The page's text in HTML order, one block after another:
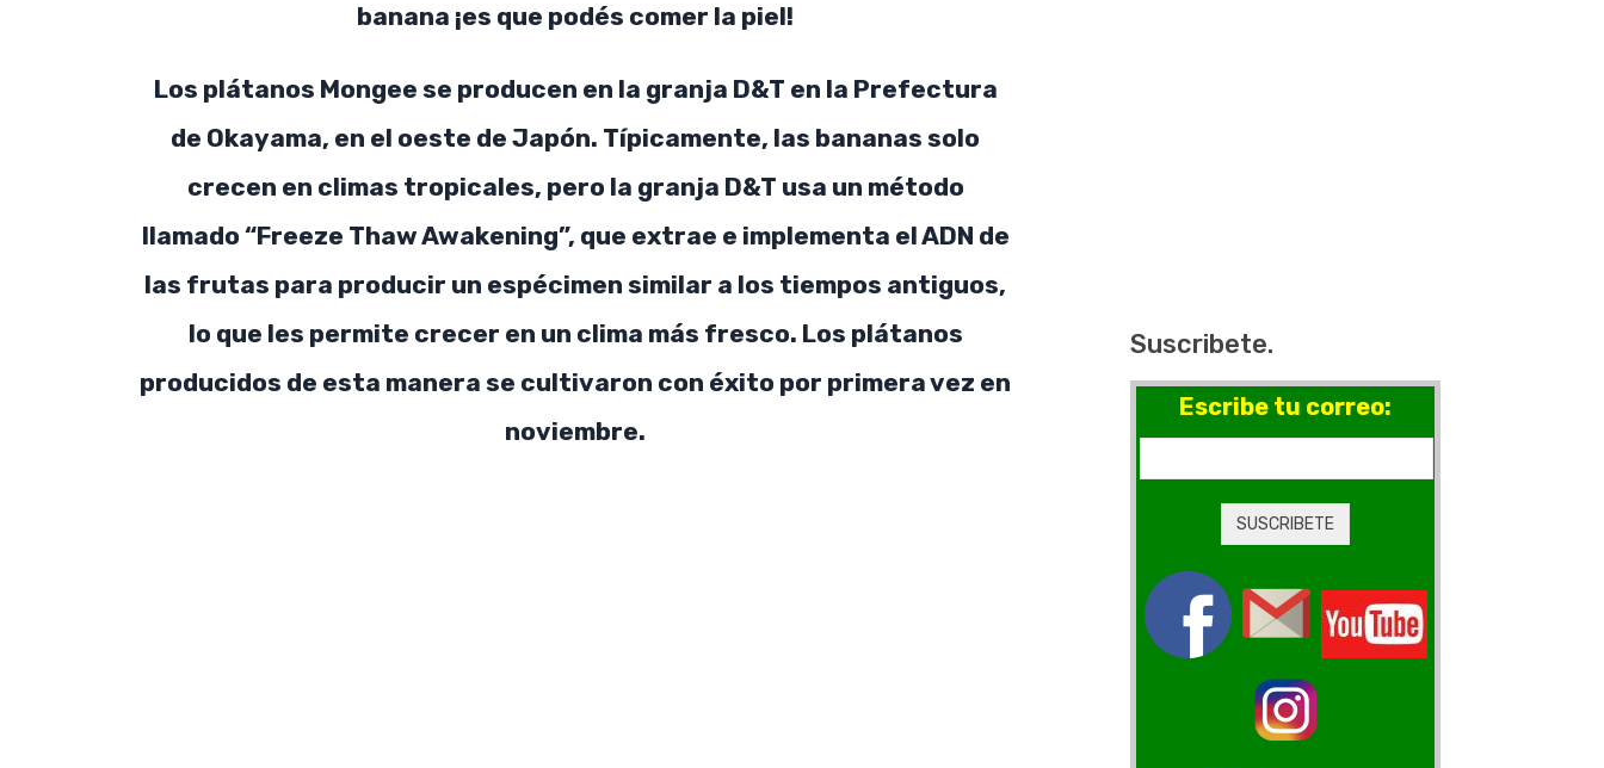
banana ¡es que podés comer la piel!
Los plátanos Mongee se producen en la granja D&T en la Prefectura
de Okayama, en el oeste de Japón. Típicamente, las bananas solo
crecen en climas tropicales, pero la granja D&T usa un método
llamado “Freeze Thaw Awakening”, que extrae e implementa el ADN de
las frutas para producir un espécimen similar a los tiempos antiguos,
lo que les permite crecer en un clima más fresco. Los plátanos
producidos de esta manera se cultivaron con éxito por primera vez en
noviembre.
Suscribete.
Escribe tu correo: